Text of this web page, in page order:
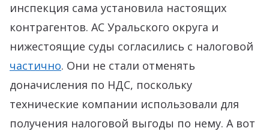
инспекция сама установила настоящих
контрагентов. АС Уральского округа и
нижестоящие суды согласились с налоговой
частично. Они не стали отменять
доначисления по НДС, поскольку
технические компании использовали для
получения налоговой выгоды по нему. А вот